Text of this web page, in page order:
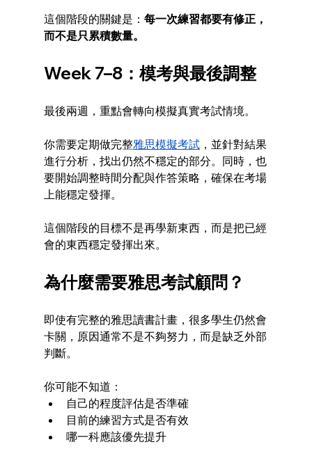
這個階段的關鍵是： 每一次練習都要有修正，
而不是只累積數量。
Week 7–8：模考與最後調整
最後兩週，重點會轉向模擬真實考試情境。
你需要定期做完整雅思模擬考試，並針對結果
進行分析，找出仍然不穩定的部分。同時，也
要開始調整時間分配與作答策略，確保在考場
上能穩定發揮。
這個階段的目標不是再學新東西，而是把已經
會的東西穩定發揮出來。
為什麼需要雅思考試顧問？
即使有完整的雅思讀書計畫，很多學生仍然會
卡關，原因通常不是不夠努力，而是缺乏外部
判斷。
你可能不知道：
自己的程度評估是否準確
目前的練習方式是否有效
哪一科應該優先提升